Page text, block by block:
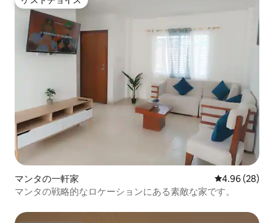
ゲストチョイス
マンタの一軒家 レビュー28
4.96 (28)
マンタの戦略的なロケーションにある素敵な家です。